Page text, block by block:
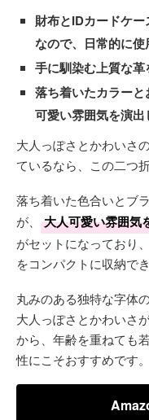
財布とIDカードケ
なので、日常的に
手に馴染む上質な
落ち着いたカラー
可愛い雰囲気を演出
大人っぽさとかわいさ
ているなら、この二つ
落ち着いた色合いとブ
が、
大人可愛い雰囲気
がセットになっており
をコンパクトに収納でき
丸みのある独特な字体
大人っぽさとかわいさ
から、年齢を重ねても
性にこそおすすめです。